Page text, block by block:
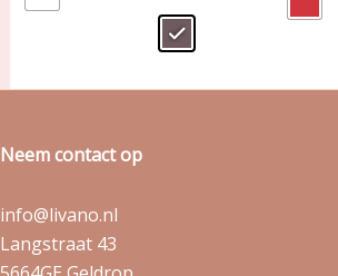
Neem contact op
info@livano.nl
Langstraat 43